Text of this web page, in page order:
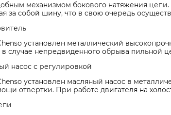
механизмом бокового натяжения
за собой шину, что в свою очередь
установлен металлический
в случае непредвиденного обрыва пильной
насос с регулировкой
установлен масляный насос в
отвертки. При работе двигателя на